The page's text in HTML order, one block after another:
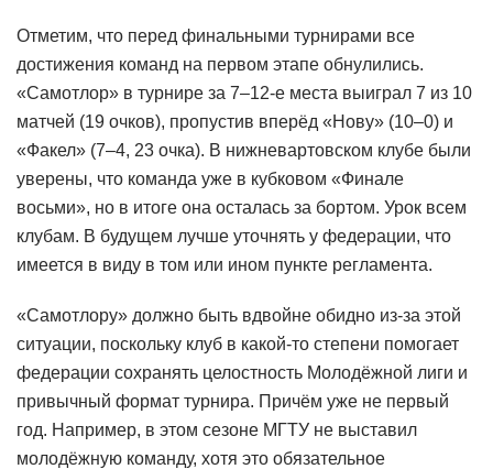
Отметим, что перед финальными турнирами все
достижения команд на первом этапе обнулились.
«Самотлор» в турнире за 7–12-е места выиграл 7 из 10
матчей (19 очков), пропустив вперёд «Нову» (10–0) и
«Факел» (7–4, 23 очка). В нижневартовском клубе были
уверены, что команда уже в кубковом «Финале
восьми», но в итоге она осталась за бортом. Урок всем
клубам. В будущем лучше уточнять у федерации, что
имеется в виду в том или ином пункте регламента.
«Самотлору» должно быть вдвойне обидно из-за этой
ситуации, поскольку клуб в какой-то степени помогает
федерации сохранять целостность Молодёжной лиги и
привычный формат турнира. Причём уже не первый
год. Например, в этом сезоне МГТУ не выставил
молодёжную команду, хотя это обязательное